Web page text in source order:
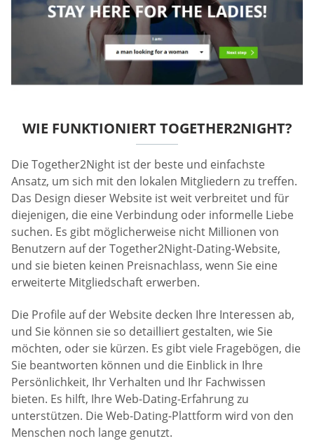
WIE FUNKTIONIERT TOGETHER2NIGHT?
Die Together2Night ist der beste und einfachste
Ansatz, um sich mit den lokalen Mitgliedern zu treffen.
Das Design dieser Website ist weit verbreitet und für
diejenigen, die eine Verbindung oder informelle Liebe
suchen. Es gibt möglicherweise nicht Millionen von
Benutzern auf der Together2Night-Dating-Website,
und sie bieten keinen Preisnachlass, wenn Sie eine
erweiterte Mitgliedschaft erwerben.
Die Profile auf der Website decken Ihre Interessen ab,
und Sie können sie so detailliert gestalten, wie Sie
möchten, oder sie kürzen. Es gibt viele Fragebögen, die
Sie beantworten können und die Einblick in Ihre
Persönlichkeit, Ihr Verhalten und Ihr Fachwissen
bieten. Es hilft, Ihre Web-Dating-Erfahrung zu
unterstützen. Die Web-Dating-Plattform wird von den
Menschen noch lange genutzt.